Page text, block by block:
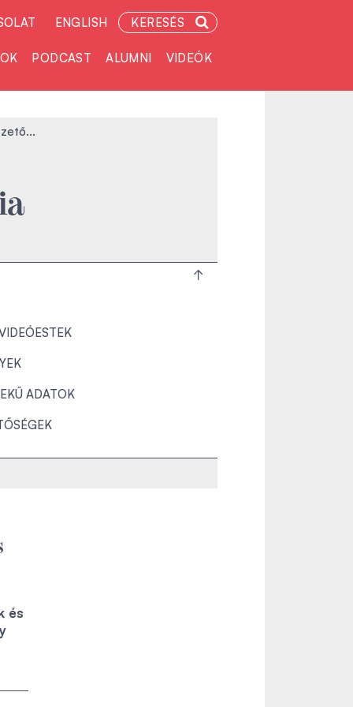
ENGLISH KERESÉS
PODCAST ALUMNI VIDEÓK
ADATOK
és